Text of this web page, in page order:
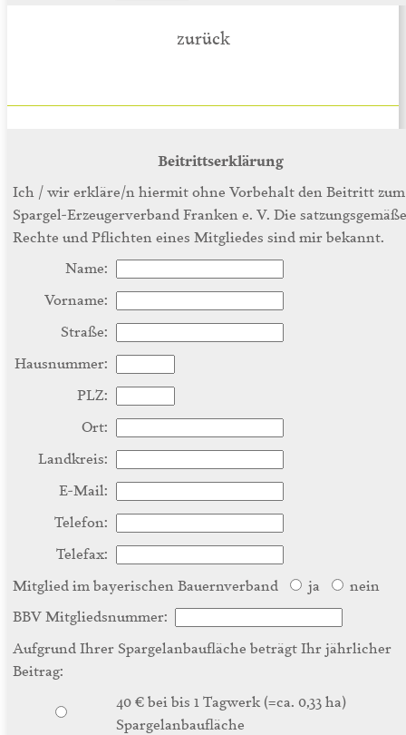
zurück
Beitrittserklärung
Ich / wir erkläre/n hiermit ohne Vorbehalt den Beitritt zum
Spargel-Erzeugerverband Franken e. V. Die
Rechte und Pflichten eines Mitgliedes sind mir bekannt.
Name:
Vorname:
Straße:
Hausnummer:
PLZ:
Ort:
Landkreis:
E-Mail:
Telefon:
Telefax:
Mitglied im bayerischen Bauernverband
ja
nein
BBV Mitgliedsnummer:
Aufgrund Ihrer Spargelanbaufläche beträgt Ihr jährlicher
Beitrag:
40 € bei bis 1 Tagwerk (=ca. 0,33 ha)
Spargelanbaufläche